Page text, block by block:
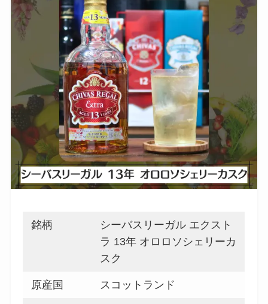
銘柄
シーバスリーガル エクスト
ラ 13年 オロロソシェリーカ
スク
原産国 スコットランド